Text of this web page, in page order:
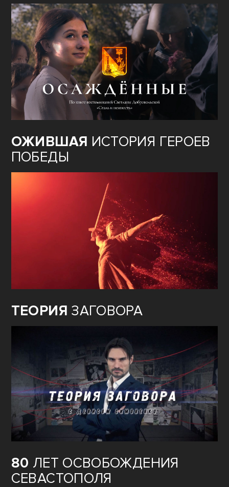
ОЖИВШАЯ ИСТОРИЯ ГЕРОЕВ
ПОБЕДЫ
ТЕОРИЯ ЗАГОВОРА
80 ЛЕТ ОСВОБОЖДЕНИЯ
СЕВАСТОПОЛЯ